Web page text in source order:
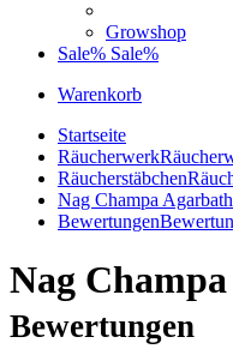
Growshop
Sale% Sale%
Warenkorb
Startseite
Räucherwerk
Räucherstäbchen
Nag Champa
Bewertungen
Nag
Bewertungen